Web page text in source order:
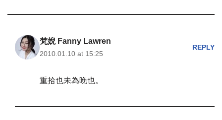
梵婗 Fanny Lawren
2010.01.10 at 15:25
REPLY
重拾也未為晚也。